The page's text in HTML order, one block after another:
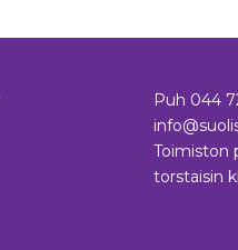
Puh 044
Toimiston
torstaisin